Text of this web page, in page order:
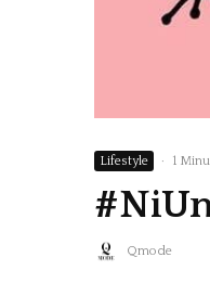
Lifestyle · 1
Qmode